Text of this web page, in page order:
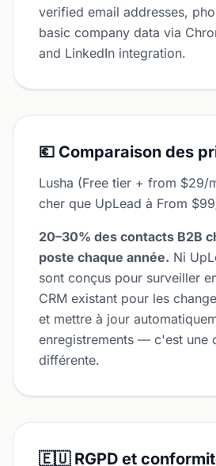
verified email addresses,
basic company data via
and LinkedIn integration.
💶 Comparaison des
Lusha (Free tier + from $29/
cher que UpLead à From
20–30% des contacts B2B
poste chaque année. Ni
sont conçus pour surveiller
CRM existant pour les
et mettre à jour
enregistrements — c'est une
différente.
🇪🇺 RGPD et